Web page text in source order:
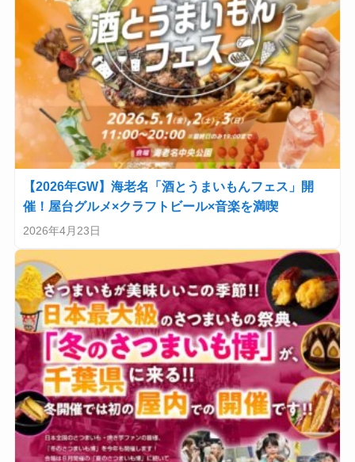
【2026年GW】海老名「酒とうまいもんフェス」開
催！屋台グルメ×クラフトビール×音楽を満喫
2026年4月23日